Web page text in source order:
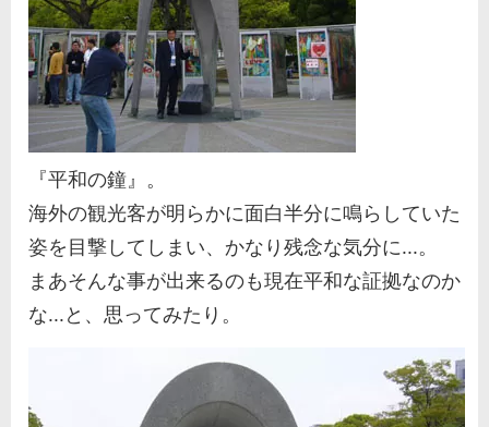
『平和の鐘』。
海外の観光客が明らかに面白半分に鳴らしていた
姿を目撃してしまい、かなり残念な気分に...。
まあそんな事が出来るのも現在平和な証拠なのか
な...と、思ってみたり。